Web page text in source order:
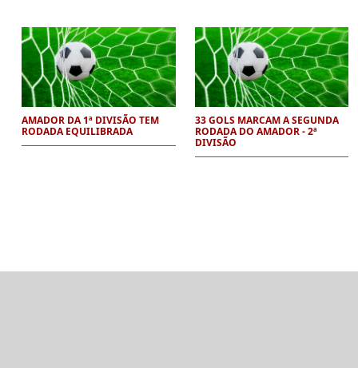
AMADOR DA 1ª DIVISÃO TEM
RODADA EQUILIBRADA
33 GOLS MARCAM A SEGUNDA
RODADA DO AMADOR - 2ª
DIVISÃO